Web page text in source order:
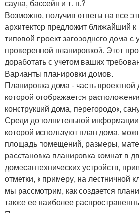
сауна, бассейн и т. п.?
Возможно, получив ответы на все
архитектор предложит ближайший
типовой проект загородного дома
проверенной планировкой. Этот
доработать с учетом ваших
Варианты планировки домов.
Планировка дома - часть проектной
которой отображается
конструкций дома, перегородок,
Среди дополнительной
которой используют план дома,
площадь помещений, размеры,
расстановка планировка комнат в
домесантехнических устройств,
отметки, к примеру, на лестничной
мы рассмотрим, как создается
также ее наиболее